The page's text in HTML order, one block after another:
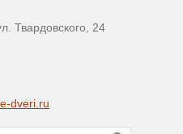
Твардовского, 24
dveri.ru